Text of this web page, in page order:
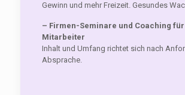
Gewinn und mehr Freizeit. Gesundes
– Firmen-Seminare und Coaching für
Mitarbeiter
Inhalt und Umfang richtet sich nach
Absprache.